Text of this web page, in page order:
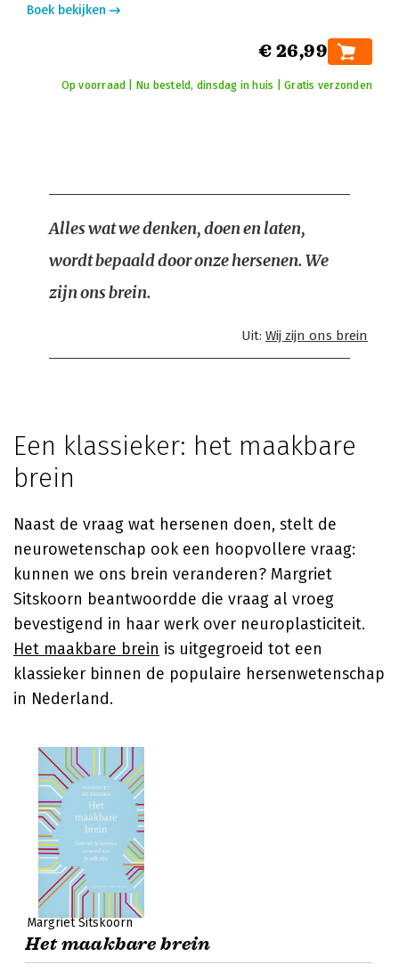
Boek bekijken
€ 26,99
Op voorraad | Nu besteld, dinsdag in huis | Gratis verzonden
Alles wat we denken, doen en laten,
wordt bepaald door onze hersenen. We
zijn ons brein.
Uit: Wij zijn ons brein
Een klassieker: het maakbare
brein
Naast de vraag wat hersenen doen, stelt de
neurowetenschap ook een hoopvollere vraag:
kunnen we ons brein veranderen? Margriet
Sitskoorn beantwoordde die vraag al vroeg
bevestigend in haar werk over neuroplasticiteit.
Het maakbare brein is uitgegroeid tot een
klassieker binnen de populaire hersenwetenschap
in Nederland.
Margriet Sitskoorn
Het maakbare brein